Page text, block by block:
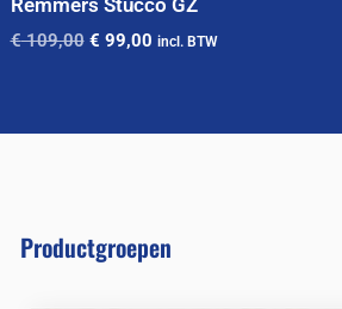
Remmers Stucco GZ
€109,00 € 99,00 incl. BTW
Productgroepen